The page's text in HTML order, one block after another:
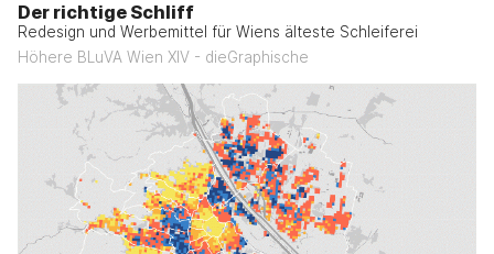
Der richtige Schliff
Redesign und Werbemittel für Wiens älteste Schleiferei
Höhere BLuVA Wien XIV - dieGraphische